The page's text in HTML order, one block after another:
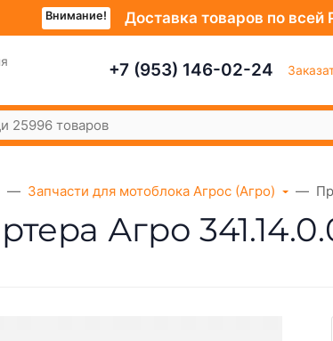
Внимание! Доставка товаров по всей
+7 (953) 146-02-24
Запчасти для мотоблока Агрос (Агро)
Агро